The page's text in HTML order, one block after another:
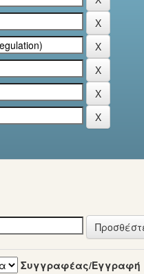
Συγγραφέας/Εγγραφή